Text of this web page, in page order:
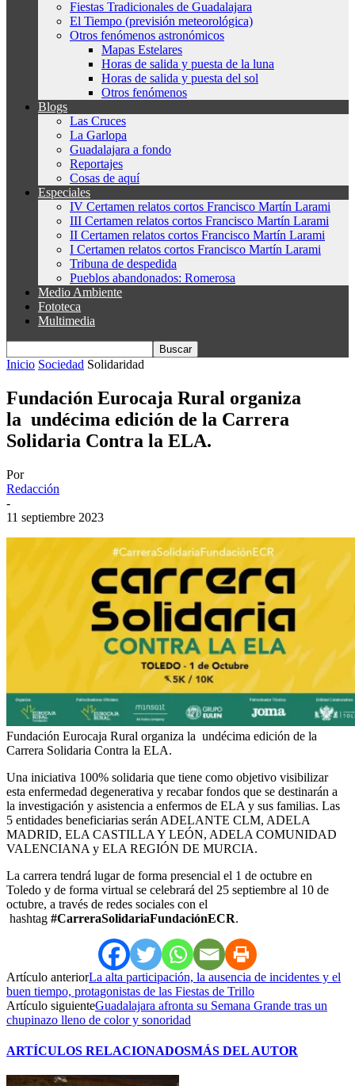
Fiestas Tradicionales de Guadalajara
El Tiempo (previsión meteorológica)
Otros fenómenos astronómicos
Mapas Estelares
Horas de salida y puesta de la luna
Horas de salida y puesta del sol
Otros fenómenos
Blogs
Las Cruces
La Garlopa
Guadalajara a fondo
Reportajes
Cosas de aquí
Especiales
IV Certamen relatos cortos Francisco Martín Larami
III Certamen relatos cortos Francisco Martín Larami
II Certamen relatos cortos Francisco Martín Larami
I Certamen relatos cortos Francisco Martín Larami
Tribuna de despedida
Pueblos abandonados: Romerosa
Medio Ambiente
Fototeca
Multimedia
Inicio Sociedad Solidaridad
Fundación Eurocaja Rural organiza
la undécima edición de la Carrera
Solidaria Contra la ELA.
Por
Redacción
-
11 septiembre 2023
Fundación Eurocaja Rural organiza la undécima edición de la
Carrera Solidaria Contra la ELA.
Una iniciativa 100% solidaria que tiene como objetivo visibilizar
esta enfermedad degenerativa y recabar fondos que se destinarán a
la investigación y asistencia a enfermos de ELA y sus familias. Las
5 entidades beneficiarias serán ADELANTE CLM, ADELA
MADRID, ELA CASTILLA Y LEÓN, ADELA COMUNIDAD
VALENCIANA y ELA REGIÓN DE MURCIA.
La carrera tendrá lugar de forma presencial el 1 de octubre en
Toledo y de forma virtual se celebrará del 25 septiembre al 10 de
octubre, a través de redes sociales con el
hashtag #CarreraSolidariaFundaciónECR.
Artículo anteriorLa alta participación, la ausencia de incidentes y el
buen tiempo, protagonistas de las Fiestas de Trillo
Artículo siguienteGuadalajara afronta su Semana Grande tras un
chupinazo lleno de color y sonoridad
ARTÍCULOS RELACIONADOSMÁS DEL AUTOR